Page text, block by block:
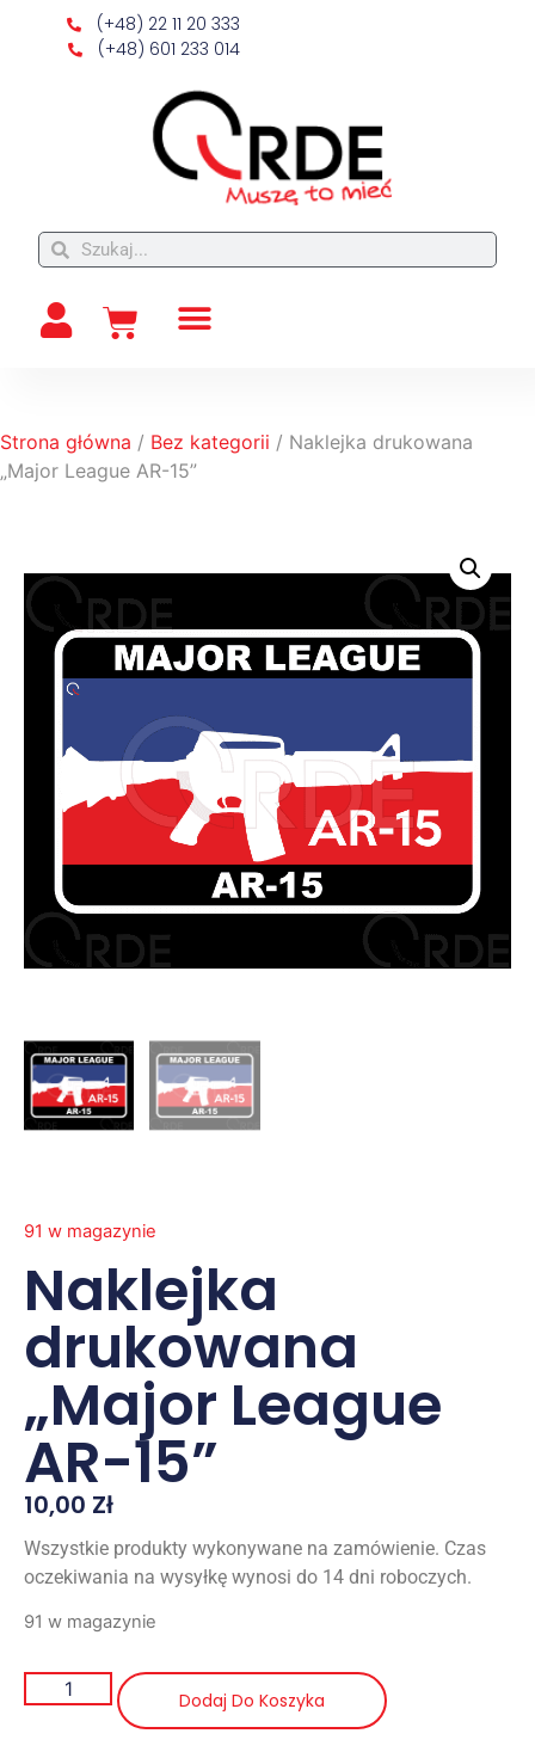
(+48) 22 11 20 333
(+48) 601 233 014
Strona główna / Bez kategorii / Naklejka drukowana
„Major League AR-15”
91 w magazynie
Naklejka
drukowana
„Major League
AR-15”
10,00 Zł
Wszystkie produkty wykonywane na zamówienie. Czas
oczekiwania na wysyłkę wynosi do 14 dni roboczych.
91 w magazynie
Dodaj Do Koszyka